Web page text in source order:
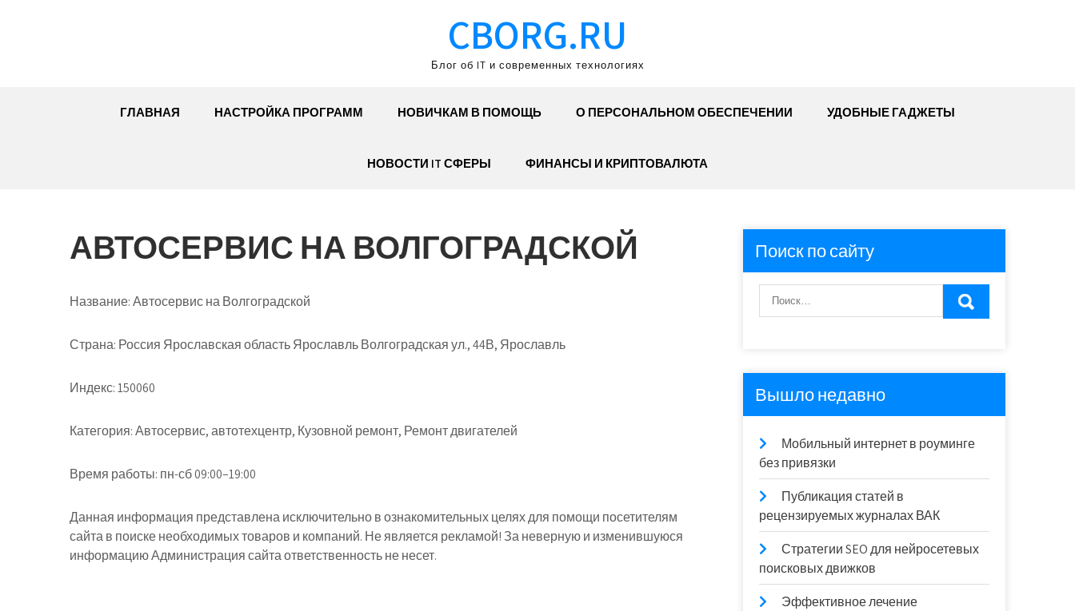
CBORG.RU
Блог об IT и современных технологиях
ГЛАВНАЯ НАСТРОЙКА ПРОГРАММ НОВИЧКАМ В ПОМОЩЬ О ПЕРСОНАЛЬНОМ ОБЕСПЕЧЕНИИ УДОБНЫЕ ГАДЖЕТЫ
НОВОСТИ IT СФЕРЫ ФИНАНСЫ И КРИПТОВАЛЮТА
АВТОСЕРВИС НА ВОЛГОГРАДСКОЙ
Название:Автосервис на Волгоградской
Страна: Россия Ярославская область Ярославль Волгоградская ул., 44В, Ярославль
Индекс:150060
Категория:Автосервис, автотехцентр, Кузовной ремонт, Ремонт двигателей
Время работы: пн-сб 09:00–19:00
Данная информация представлена исключительно в ознакомительных целях для помощи посетителям
сайта в поиске необходимых товаров и компаний. Не является рекламой! За неверную и изменившуюся
информацию Администрация сайта ответственность не несет.
Поиск по сайту
Вышло недавно
Мобильный интернет в роуминге
без привязки
Публикация статей в
рецензируемых журналах ВАК
Стратегии SEO для нейросетевых
поисковых движков
Эффективное лечение